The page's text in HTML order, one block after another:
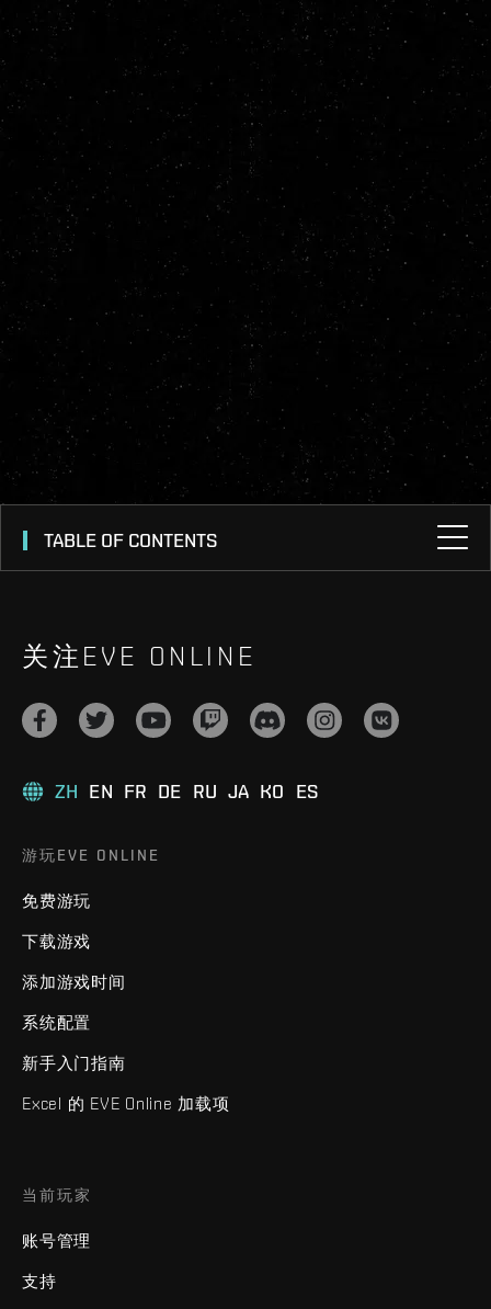
TABLE OF CONTENTS
关注EVE ONLINE
ZH EN FR DE RU JA KO ES
游玩EVE ONLINE
免费游玩
下载游戏
添加游戏时间
系统配置
新手入门指南
Excel 的 EVE Online 加载项
当前玩家
账号管理
支持